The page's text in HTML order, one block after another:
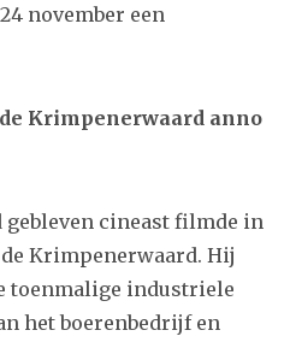
november een
Krimpenerwaard anno
gebleven cineast filmde in
Krimpenerwaard. Hij
toenmalige industriele
het boerenbedrijf en